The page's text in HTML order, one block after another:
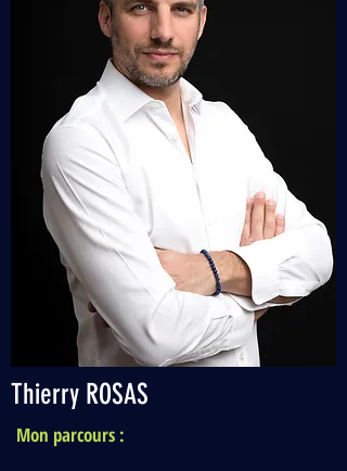
Thierry ROSAS
Mon parcours :